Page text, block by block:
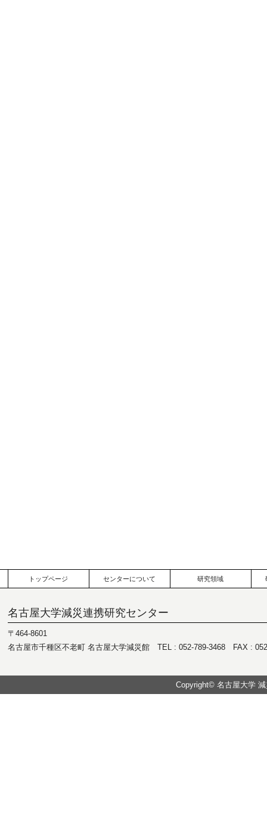
トップページ センターについて 研究領域
名古屋大学減災連携研究センター
〒464-8601
名古屋市千種区不老町 名古屋大学減災館 TEL : 052-789-3468 FAX :
Copyright© 名古屋大学